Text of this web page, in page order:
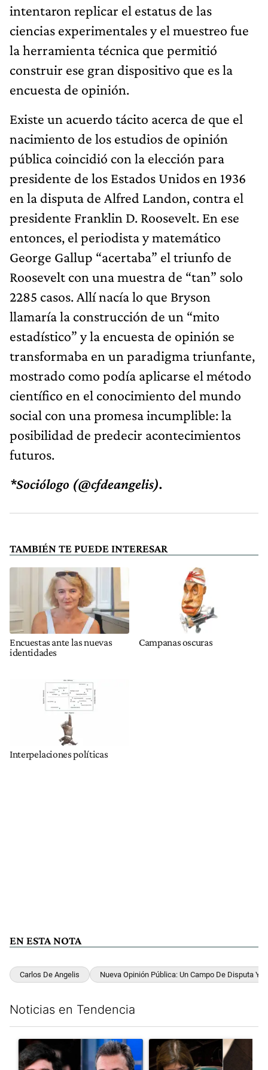
intentaron replicar el estatus de las
ciencias experimentales y el muestreo fue
la herramienta técnica que permitió
construir ese gran dispositivo que es la
encuesta de opinión.
Existe un acuerdo tácito acerca de que el
nacimiento de los estudios de opinión
pública coincidió con la elección para
presidente de los Estados Unidos en 1936
en la disputa de Alfred Landon, contra el
presidente Franklin D. Roosevelt. En ese
entonces, el periodista y matemático
George Gallup “acertaba” el triunfo de
Roosevelt con una muestra de “tan” solo
2285 casos. Allí nacía lo que Bryson
llamaría la construcción de un “mito
estadístico” y la encuesta de opinión se
transformaba en un paradigma triunfante,
mostrado como podía aplicarse el método
científico en el conocimiento del mundo
social con una promesa incumplible: la
posibilidad de predecir acontecimientos
futuros.
*Sociólogo (@cfdeangelis).
TAMBIÉN TE PUEDE INTERESAR
Encuestas ante las nuevas
identidades
Campanas oscuras
Interpelaciones políticas
EN ESTA NOTA
Carlos De Angelis Nueva Opinión Pública: Un Campo De Disputa Y
Noticias en Tendencia
Un artículo de tendencia con el título "Los gobernadores
Un artículo de tendencia con